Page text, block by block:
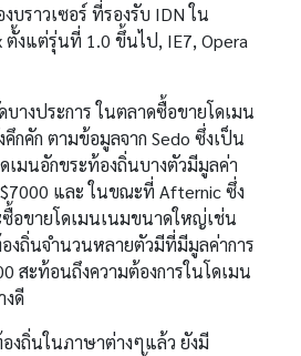
บราวเซอร์ ที่รองรับ IDN ใน
ตั้งแต่รุ่นที่ 1.0 ขึ้นไป, IE7, Opera
างประการ ในตลาดซื้อขายโดเมน
กคัก ตามข้อมูลจาก Sedo ซึ่งเป็น
เมนอักขระท้องถิ่นบางตัวมีมูลค่า
$7000 และ ในขณะที่ Afternic ซึ่ง
อขายโดเมนเนมขนาดใหญ่เช่น
งถิ่นจำนวนหลายตัวมีที่มีมูลค่าการ
สะท้อนถึงความต้องการในโดเมน
ดี
งถิ่นในภาษาต่างๆแล้ว ยังมี